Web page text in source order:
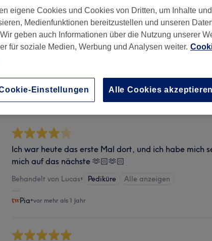
Sauberkeit
Ich war heute das erste Mal dort, und ich habe mich
mich auf das nächste 🫶🏻🫶🏻
Behandelt von Lucas• Pediküre Alle anzeigen
Pia•vor mehr als 1 Jahr
eigene Cookies und Cookies von Dritten, um Inhalte
Medienfunktionen bereitzustellen und unseren
geben auch Informationen über die Nutzung unserer
für soziale Medien, Werbung und Analysen weiter.
Einstellungen Alle Cookies akzeptieren